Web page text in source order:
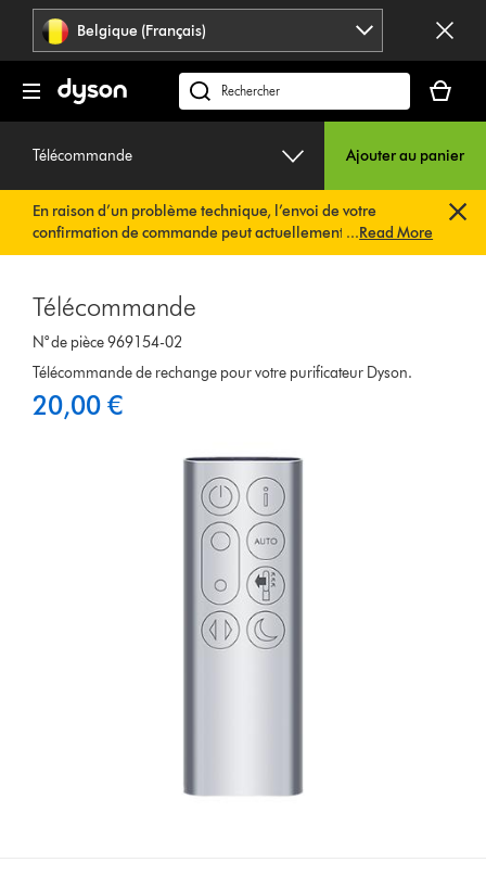
Sauter
pages
Belgique (Français)
Rechercher
des
panier
est
Télécommande Ajouter au panier
En raison d’un problème technique, l’envoi de votre
confirmation de commande peut actuellement être
retardé. Nous travaillons déjà à une solution rapide.Vous
commande vous sera envoyée automatiquement dans les
plus brefs délais.
...Read More
Télécommande
N° de pièce 969154-02
Télécommande de rechange pour votre purificateur Dyson.
20,00 €